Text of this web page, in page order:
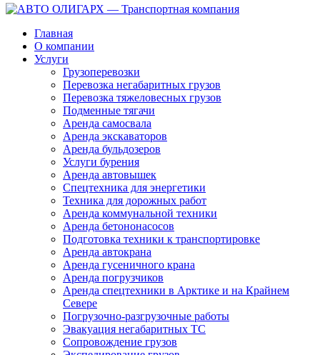
Главная
О компании
Услуги
Грузоперевозки
Перевозка негабаритных грузов
Перевозка тяжеловесных грузов
Подменные тягачи
Аренда самосвала
Аренда экскаваторов
Аренда бульдозеров
Услуги бурения
Аренда автовышек
Спецтехника для энергетики
Техника для дорожных работ
Аренда коммунальной техники
Аренда бетононасосов
Подготовка техники к транспортировке
Аренда автокрана
Аренда гусеничного крана
Аренда погрузчиков
Аренда спецтехники в Арктике и на Крайнем
Севере
Погрузочно-разгрузочные работы
Эвакуация негабаритных ТС
Сопровождение грузов